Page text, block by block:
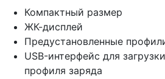
Компактный размер
ЖК-дисплей
Предустановленные
USB-интерфейс для
профиля заряда